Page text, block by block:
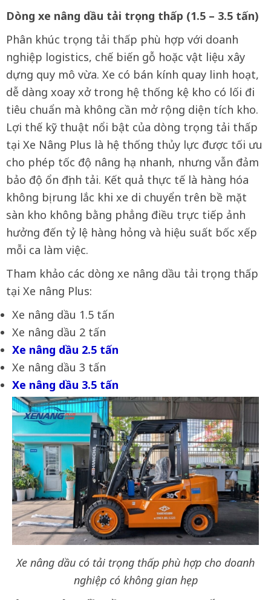
Dòng xe nâng dầu tải trọng thấp (1.5 – 3.5 tấn)
Phân khúc trọng tải thấp phù hợp với doanh
nghiệp logistics, chế biến gỗ hoặc vật liệu xây
dựng quy mô vừa. Xe có bán kính quay linh hoạt,
dễ dàng xoay xở trong hệ thống kệ kho có lối đi
tiêu chuẩn mà không cần mở rộng diện tích kho.
Lợi thế kỹ thuật nổi bật của dòng trọng tải thấp
tại Xe Nâng Plus là hệ thống thủy lực được tối ưu
cho phép tốc độ nâng hạ nhanh, nhưng vẫn đảm
bảo độ ổn định tải. Kết quả thực tế là hàng hóa
không bị rung lắc khi xe di chuyển trên bề mặt
sàn kho không bằng phẳng điều trực tiếp ảnh
hưởng đến tỷ lệ hàng hỏng và hiệu suất bốc xếp
mỗi ca làm việc.
Tham khảo các dòng xe nâng dầu tải trọng thấp
tại Xe nâng Plus:
Xe nâng dầu 1.5 tấn
Xe nâng dầu 2 tấn
Xe nâng dầu 2.5 tấn
Xe nâng dầu 3 tấn
Xe nâng dầu 3.5 tấn
Xe nâng dầu có tải trọng thấp phù hợp cho doanh
nghiệp có không gian hẹp